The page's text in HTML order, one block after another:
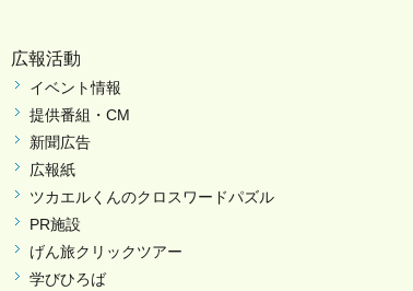
広報活動
イベント情報
提供番組・CM
新聞広告
広報紙
ツカエルくんのクロスワードパズル
PR施設
げん旅クリックツアー
学びひろば